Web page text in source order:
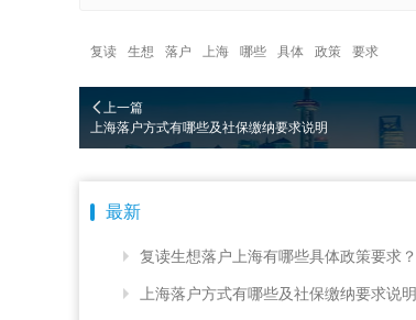
复读 生想 落户 上海 哪些 具体 政策 要求
上一篇
上海落户方式有哪些及社保缴纳要求说明
最新
复读生想落户上海有哪些具体政策要求？
上海落户方式有哪些及社保缴纳要求说明